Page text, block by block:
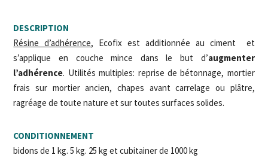
DESCRIPTION
Résine d’adhérence, Ecofix est additionnée au ciment et
s’applique en couche mince dans le but d’augmenter
l’adhérence. Utilités multiples: reprise de bétonnage, mortier
frais sur mortier ancien, chapes avant carrelage ou plâtre,
ragréage de toute nature et sur toutes surfaces solides.
CONDITIONNEMENT
bidons de 1 kg. 5 kg. 25 kg et cubitainer de 1000 kg